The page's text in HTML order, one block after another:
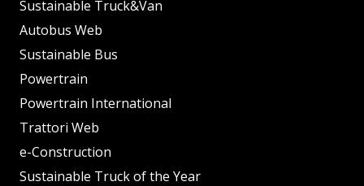
Sustainable Truck&Van
Autobus Web
Sustainable Bus
Powertrain
Powertrain International
Trattori Web
e-Construction
Sustainable Truck of the Year